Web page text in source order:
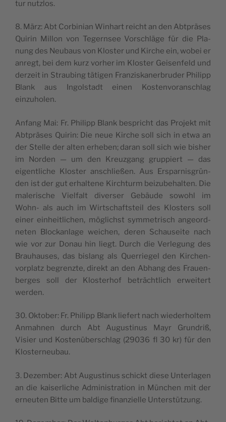
tur nutzlos.
8. März: Abt Cor­bi­nian Win­hart rei­cht an den Abt­prä­ses
Qui­rin Mil­lon von Tegern­see Vor­schlä­ge für die Pla­
nung des Neu­baus von Klo­ster und Kir­che ein, wobei er
anregt, bei dem kurz vorher im Klo­ster Gei­sen­feld und
der­zeit in Strau­bing täti­gen Fran­zi­ska­ner­bru­der Phi­lipp
Blank aus Ingol­stadt einen Kosten­vo­ran­schlag
einzuholen.
Anfang Mai: Fr. Phi­lipp Blank bespri­cht das Pro­jekt mit
Abt­prä­ses Qui­rin: Die neue Kir­che soll sich in etwa an
der Stel­le der alten erhe­ben; daran soll sich wie bisher
im Nor­den — um den Kreu­z­gang grup­piert — das
eigen­tli­che Klo­ster anschließen. Aus Erspar­ni­sgrün­
den ist der gut erhal­te­ne Kir­ch­turm bei­zu­be­hal­ten. Die
male­ri­sche Viel­falt diver­ser Gebäu­de sowo­hl im
Wohn- als auch im Wir­ts­chaf­tsteil des Klo­sters soll
einer ein­hei­tli­chen, mögli­ch­st sym­me­tri­sch angeord­
ne­ten Bloc­kan­la­ge wei­chen, deren Schau­sei­te nach
wie vor zur Donau hin liegt. Durch die Ver­le­gung des
Brau­hau­ses, das bislang als Quer­rie­gel den Kir­chen­
vor­pla­tz begrenz­te, direkt an den Abhang des Frauen­
ber­ges soll der Klo­ste­rhof beträ­ch­tlich erwei­tert
werden.
30. Okto­ber: Fr. Phi­lipp Blank lie­fert nach wie­de­rhol­tem
Anmah­nen durch Abt Augu­sti­nus Mayr Grun­driß,
Visier und Koste­nü­ber­schlag (29036 fl 30 kr) für den
Klosterneubau.
3. Dezem­ber: Abt Augu­sti­nus schickt die­se Unter­la­gen
an die kai­ser­li­che Admi­ni­stra­tion in Mün­chen mit der
erneu­ten Bit­te um bal­di­ge finan­ziel­le Unterstützung.